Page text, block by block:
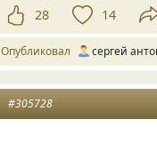
28 14
Опубликовал сергей
#305728